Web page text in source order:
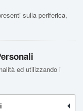
sulla periferica,
ed utilizzando i